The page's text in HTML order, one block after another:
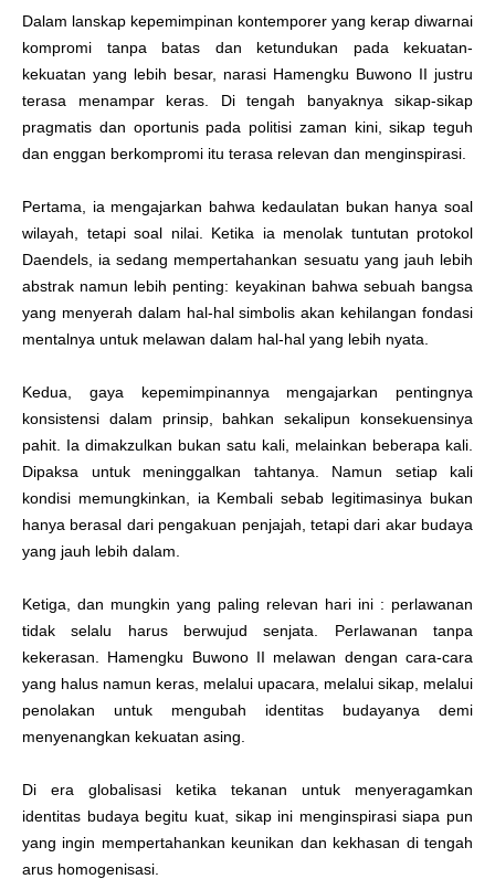
Dalam lanskap kepemimpinan kontemporer yang kerap diwarnai
kompromi tanpa batas dan ketundukan pada kekuatan-
kekuatan yang lebih besar, narasi Hamengku Buwono II justru
terasa menampar keras. Di tengah banyaknya sikap-sikap
pragmatis dan oportunis pada politisi zaman kini, sikap teguh
dan enggan berkompromi itu terasa relevan dan menginspirasi.
Pertama, ia mengajarkan bahwa kedaulatan bukan hanya soal
wilayah, tetapi soal nilai. Ketika ia menolak tuntutan protokol
Daendels, ia sedang mempertahankan sesuatu yang jauh lebih
abstrak namun lebih penting: keyakinan bahwa sebuah bangsa
yang menyerah dalam hal-hal simbolis akan kehilangan fondasi
mentalnya untuk melawan dalam hal-hal yang lebih nyata.
Kedua, gaya kepemimpinannya mengajarkan pentingnya
konsistensi dalam prinsip, bahkan sekalipun konsekuensinya
pahit. Ia dimakzulkan bukan satu kali, melainkan beberapa kali.
Dipaksa untuk meninggalkan tahtanya. Namun setiap kali
kondisi memungkinkan, ia Kembali sebab legitimasinya bukan
hanya berasal dari pengakuan penjajah, tetapi dari akar budaya
yang jauh lebih dalam.
Ketiga, dan mungkin yang paling relevan hari ini : perlawanan
tidak selalu harus berwujud senjata. Perlawanan tanpa
kekerasan. Hamengku Buwono II melawan dengan cara-cara
yang halus namun keras, melalui upacara, melalui sikap, melalui
penolakan untuk mengubah identitas budayanya demi
menyenangkan kekuatan asing.
Di era globalisasi ketika tekanan untuk menyeragamkan
identitas budaya begitu kuat, sikap ini menginspirasi siapa pun
yang ingin mempertahankan keunikan dan kekhasan di tengah
arus homogenisasi.